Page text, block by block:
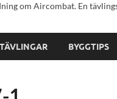
om Aircombat. En
TÄVLINGAR BYGGTIPS